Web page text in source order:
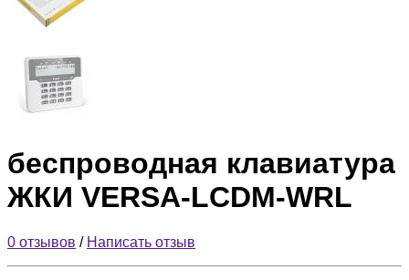
беспроводная клавиатура
ЖКИ VERSA-LCDM-WRL
0 отзывов / Написать отзыв